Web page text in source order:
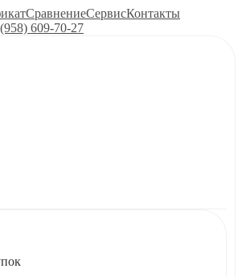
СравнениеСервисКонтакты
609‑70‑27